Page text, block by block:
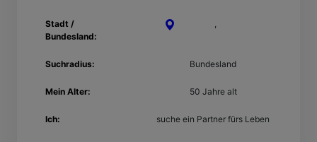
Stadt /
Bundesland:
,
Suchradius: Bundesland
Mein Alter: 50 Jahre alt
Ich: suche ein Partner fürs Leben